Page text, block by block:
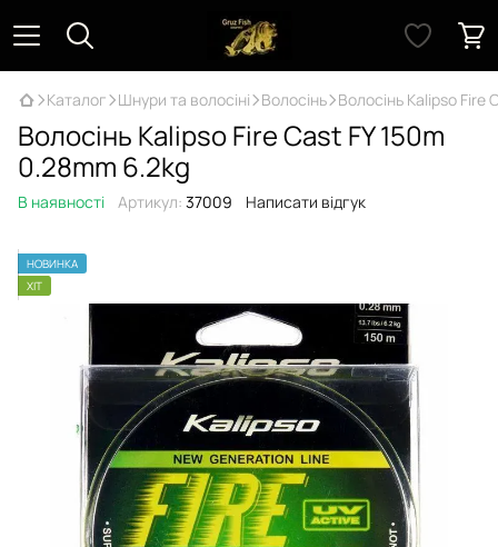
Каталог Шнури та волосіні Волосінь Волосінь Kalipso Fire
Волосінь Kalipso Fire Cast FY 150m
0.28mm 6.2kg
В наявності Артикул: 37009 Написати відгук
НОВИНКА
ХІТ